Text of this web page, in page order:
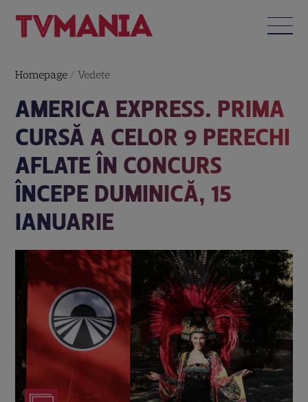
Homepage /Vedete
AMERICA EXPRESS. PRIMA
CURSĂ A CELOR 9 PERECHI
AFLATE ÎN CONCURS
ÎNCEPE DUMINICĂ, 15
IANUARIE